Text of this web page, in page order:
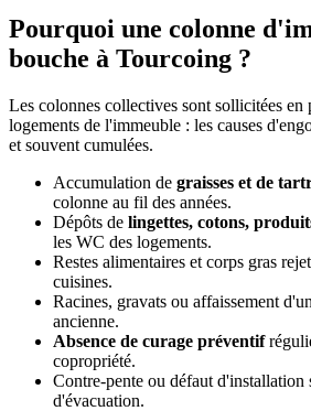
Pourquoi une colonne
bouche à Tourcoing ?
Les colonnes collectives sont sollicitées en
logements de l'immeuble : les causes
et souvent cumulées.
Accumulation de graisses et de
colonne au fil des années.
Dépôts de lingettes, cotons,
les WC des logements.
Restes alimentaires et corps gras
cuisines.
Racines, gravats ou affaissement
ancienne.
Absence de curage préventif
copropriété.
Contre-pente ou défaut d'installation
d'évacuation.